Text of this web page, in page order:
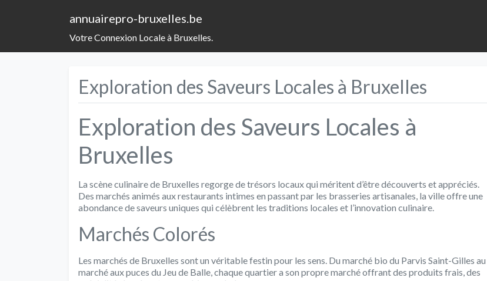
annuairepro-bruxelles.be
Votre Connexion Locale à Bruxelles.
Exploration des Saveurs Locales à Bruxelles
Exploration des Saveurs Locales à
Bruxelles
La scène culinaire de Bruxelles regorge de trésors locaux qui méritent d’être découverts et appréciés.
Des marchés animés aux restaurants intimes en passant par les brasseries artisanales, la ville offre une
abondance de saveurs uniques qui célèbrent les traditions locales et l’innovation culinaire.
Marchés Colorés
Les marchés de Bruxelles sont un véritable festin pour les sens. Du marché bio du Parvis Saint-Gilles au
marché aux puces du Jeu de Balle, chaque quartier a son propre marché offrant des produits frais, des